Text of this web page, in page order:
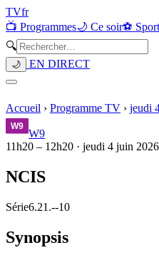
TVfr
📺 Programmes🌙 Ce soir⚽ Sport
🔍
🌙 EN DIRECT
Accueil › Programme TV › jeudi
W9
11h20 – 12h20 · jeudi 4 juin 2026
NCIS
Série6.21.--10
Synopsis